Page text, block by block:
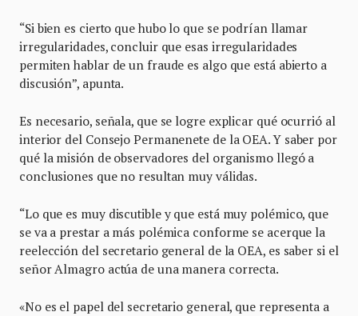
“Si bien es cierto que hubo lo que se podrían llamar
irregularidades, concluir que esas irregularidades
permiten hablar de un fraude es algo que está abierto a
discusión”, apunta.
Es necesario, señala, que se logre explicar qué ocurrió al
interior del Consejo Permanenete de la OEA. Y saber por
qué la misión de observadores del organismo llegó a
conclusiones que no resultan muy válidas.
“Lo que es muy discutible y que está muy polémico, que
se va a prestar a más polémica conforme se acerque la
reelección del secretario general de la OEA, es saber si el
señor Almagro actúa de una manera correcta.
«No es el papel del secretario general, que representa a